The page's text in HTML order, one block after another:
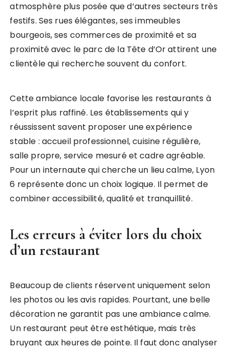
atmosphère plus posée que d’autres secteurs très
festifs. Ses rues élégantes, ses immeubles
bourgeois, ses commerces de proximité et sa
proximité avec le parc de la Tête d’Or attirent une
clientèle qui recherche souvent du confort.
Cette ambiance locale favorise les restaurants à
l’esprit plus raffiné. Les établissements qui y
réussissent savent proposer une expérience
stable : accueil professionnel, cuisine régulière,
salle propre, service mesuré et cadre agréable.
Pour un internaute qui cherche un lieu calme, Lyon
6 représente donc un choix logique. Il permet de
combiner accessibilité, qualité et tranquillité.
Les erreurs à éviter lors du choix
d’un restaurant
Beaucoup de clients réservent uniquement selon
les photos ou les avis rapides. Pourtant, une belle
décoration ne garantit pas une ambiance calme.
Un restaurant peut être esthétique, mais très
bruyant aux heures de pointe. Il faut donc analyser